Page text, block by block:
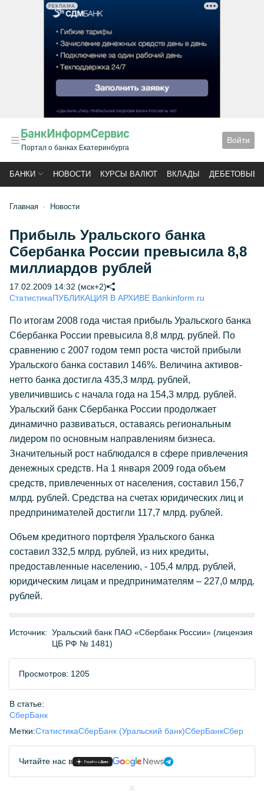
РЕКЛАМА
Портал о банках Екатеринбурга
Войти
БАНКИ НОВОСТИ КУРСЫ ВАЛЮТ ВКЛАДЫ ДЕБЕТОВЫЕ
Главная Новости
Прибыль Уральского банка
Сбербанка России превысила 8,8
миллиардов рублей
17.02.2009 14:32 (мск+2)
СтатистикаПУБЛИКАЦИЯ В АРХИВЕ Bankinform.ru
По итогам 2008 года чистая прибыль Уральского банка
Сбербанка России превысила 8,8 млрд. рублей. По
сравнению с 2007 годом темп роста чистой прибыли
Уральского банка составил 146%. Величина активов-
нетто банка достигла 435,3 млрд. рублей,
увеличившись с начала года на 154,3 млрд. рублей.
Уральский банк Сбербанка России продолжает
динамично развиваться, оставаясь региональным
лидером по основным направлениям бизнеса.
Значительный рост наблюдался в сфере привлечения
денежных средств. На 1 января 2009 года объем
средств, привлеченных от населения, составил 156,7
млрд. рублей. Средства на счетах юридических лиц и
предпринимателей достигли 117,7 млрд. рублей.
Объем кредитного портфеля Уральского банка
составил 332,5 млрд. рублей, из них кредиты,
предоставленные населению, - 105,4 млрд. рублей,
юридическим лицам и предпринимателям – 227,0 млрд.
рублей.
Источник: Уральский банк ПАО «Сбербанк России» (лицензия
ЦБ РФ № 1481)
Просмотров: 1205
В статье:
СберБанк
Метки:СтатистикаСберБанк (Уральский банк)СберБанкСбер
Читайте нас в